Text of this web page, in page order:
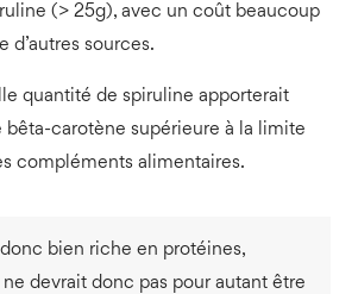
(> 25g), avec un coût beaucoup
d’autres sources.
quantité de spiruline apporterait
bêta-carotène supérieure à la limite
compléments alimentaires.
bien riche en protéines,
devrait donc pas pour autant être